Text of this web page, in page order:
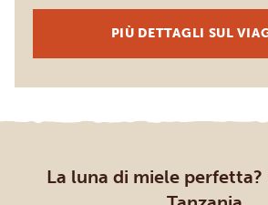
PIÙ DETTAGLI SUL
La luna di miele perfetta?